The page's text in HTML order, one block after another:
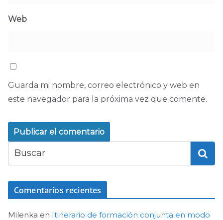
Web
Guarda mi nombre, correo electrónico y web en
este navegador para la próxima vez que comente.
Comentarios recientes
Milenka en Itinerario de formación conjunta en modo